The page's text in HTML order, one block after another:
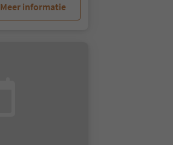
Meer informatie